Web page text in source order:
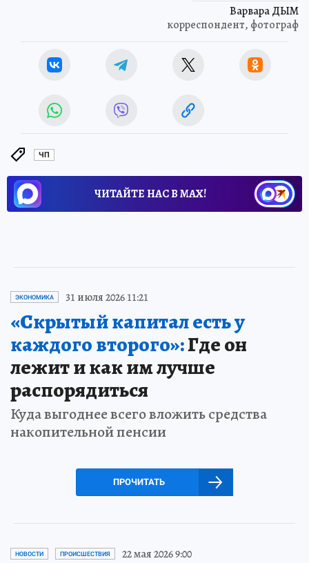
Варвара ДЫМ
корреспондент, фотограф
ЧП
ЧИТАЙТЕ НАС В МАХ!
ЭКОНОМИКА 31 июля 2026 11:21
«Скрытый капитал есть у
каждого второго»:Где он
лежит и как им лучше
распорядиться
Куда выгоднее всего вложить средства
накопительной пенсии
ПРОЧИТАТЬ
НОВОСТИ ПРОИСШЕСТВИЯ 22 мая 2026 9:00